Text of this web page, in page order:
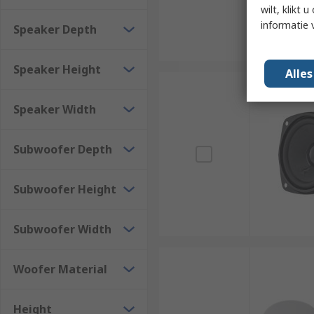
Speaker Depth
Speaker Height
Speaker Width
Subwoofer Depth
Subwoofer Height
Subwoofer Width
Woofer Material
Height
wilt, klikt u
informatie